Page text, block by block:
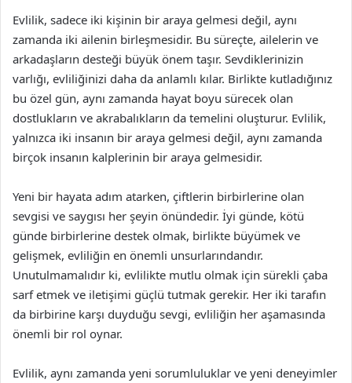
Evlilik, sadece iki kişinin bir araya gelmesi değil, aynı
zamanda iki ailenin birleşmesidir. Bu süreçte, ailelerin ve
arkadaşların desteği büyük önem taşır. Sevdiklerinizin
varlığı, evliliğinizi daha da anlamlı kılar. Birlikte kutladığınız
bu özel gün, aynı zamanda hayat boyu sürecek olan
dostlukların ve akrabalıkların da temelini oluşturur. Evlilik,
yalnızca iki insanın bir araya gelmesi değil, aynı zamanda
birçok insanın kalplerinin bir araya gelmesidir.
Yeni bir hayata adım atarken, çiftlerin birbirlerine olan
sevgisi ve saygısı her şeyin önündedir. İyi günde, kötü
günde birbirlerine destek olmak, birlikte büyümek ve
gelişmek, evliliğin en önemli unsurlarındandır.
Unutulmamalıdır ki, evlilikte mutlu olmak için sürekli çaba
sarf etmek ve iletişimi güçlü tutmak gerekir. Her iki tarafın
da birbirine karşı duyduğu sevgi, evliliğin her aşamasında
önemli bir rol oynar.
Evlilik, aynı zamanda yeni sorumluluklar ve yeni deneyimler